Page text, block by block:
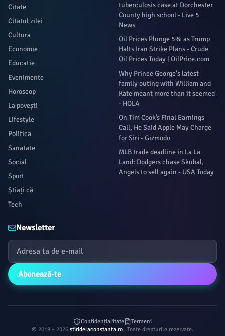
Citate
Citatul zilei
Cultura
Economie
Educatie
Evenimente
Horoscop
La povești
Lifestyle
Politica
Sanatate
Social
Sport
Știați că
Tech
tuberculosis case at Dorchester
County high school - Live 5
News
Oil Prices Plunge 5% as Trump
Halts Iran Strike Plans - Crude
Oil Prices Today | OilPrice.com
Why Prince George's latest
family outing with William and
Kate meant more than it seemed
- HOLA
On Tim Cook’s Final Earnings
Call, He Said Apple May Charge
for Siri - Gizmodo
MLB trade deadline in La La
Land: Dodgers chase Skubal,
Angels to sell again - USA Today
Newsletter
Abonează-te
Confidențialitate
Termeni
© 2019 – 2026 stiridelaconstanta.ro . Toate drepturile rezervate.